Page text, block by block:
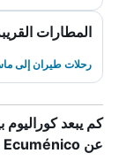
المطارات
رحلات طيران إلى
كم يبعد
عن Templo Ecuménico؟